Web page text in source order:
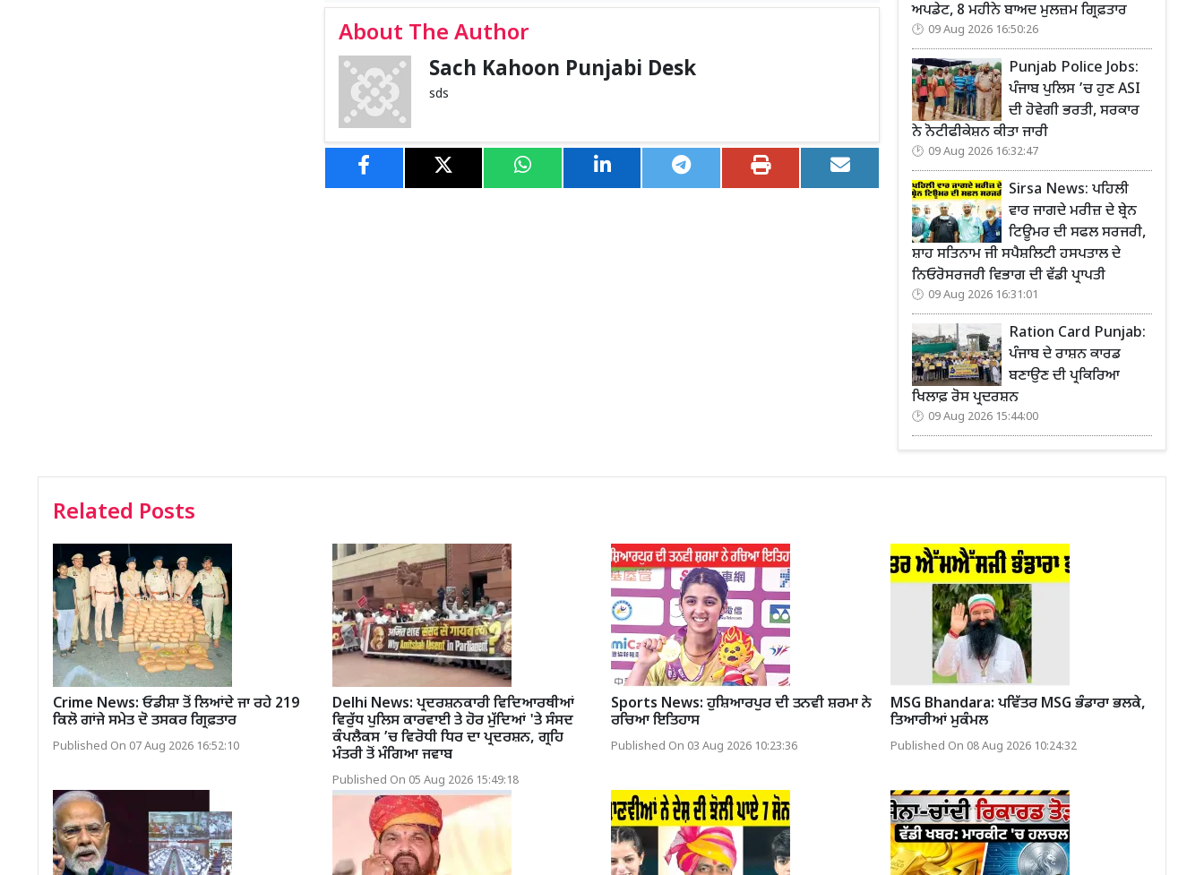
About The Author
Sach Kahoon Punjabi Desk
sds
ਅਪਡੇਟ, 8 ਮਹੀਨੇ ਬਾਅਦ ਮੁਲਜ਼ਮ ਗ੍ਰਿਫ਼ਤਾਰ
09 Aug 2026 16:50:26
Punjab Police Jobs:
ਪੰਜਾਬ ਪੁਲਿਸ ’ਚ ਹੁਣ ASI
ਦੀ ਹੋਵੇਗੀ ਭਰਤੀ, ਸਰਕਾਰ
ਨੇ ਨੋਟੀਫੀਕੇਸ਼ਨ ਕੀਤਾ ਜਾਰੀ
09 Aug 2026 16:32:47
Sirsa News: ਪਹਿਲੀ
ਵਾਰ ਜਾਗਦੇ ਮਰੀਜ਼ ਦੇ ਬ੍ਰੇਨ
ਟਿਊਮਰ ਦੀ ਸਫਲ ਸਰਜਰੀ,
ਸ਼ਾਹ ਸਤਿਨਾਮ ਜੀ ਸਪੈਸ਼ਲਿਟੀ ਹਸਪਤਾਲ ਦੇ
ਨਿਓਰੋਸਰਜਰੀ ਵਿਭਾਗ ਦੀ ਵੱਡੀ ਪ੍ਰਾਪਤੀ
09 Aug 2026 16:31:01
Ration Card Punjab:
ਪੰਜਾਬ ਦੇ ਰਾਸ਼ਨ ਕਾਰਡ
ਬਣਾਉਣ ਦੀ ਪ੍ਰਕਿਰਿਆ
ਖਿਲਾਫ਼ ਰੋਸ ਪ੍ਰਦਰਸ਼ਨ
09 Aug 2026 15:44:00
Related Posts
Crime News: ਓਡੀਸ਼ਾ ਤੋਂ ਲਿਆਂਦੇ ਜਾ ਰਹੇ 219
ਕਿਲੋ ਗਾਂਜੇ ਸਮੇਤ ਦੋ ਤਸਕਰ ਗ੍ਰਿਫ਼ਤਾਰ
Published On 07 Aug 2026 16:52:10
Delhi News: ਪ੍ਰਦਰਸ਼ਨਕਾਰੀ ਵਿਦਿਆਰਥੀਆਂ
ਵਿਰੁੱਧ ਪੁਲਿਸ ਕਾਰਵਾਈ ਤੇ ਹੋਰ ਮੁੱਦਿਆਂ 'ਤੇ ਸੰਸਦ
ਕੰਪਲੈਕਸ ’ਚ ਵਿਰੋਧੀ ਧਿਰ ਦਾ ਪ੍ਰਦਰਸ਼ਨ, ਗ੍ਰਹਿ
ਮੰਤਰੀ ਤੋਂ ਮੰਗਿਆ ਜਵਾਬ
Published On 05 Aug 2026 15:49:18
Sports News: ਹੁਸ਼ਿਆਰਪੁਰ ਦੀ ਤਨਵੀ ਸ਼ਰਮਾ ਨੇ
ਰਚਿਆ ਇਤਿਹਾਸ
Published On 03 Aug 2026 10:23:36
MSG Bhandara: ਪਵਿੱਤਰ MSG ਭੰਡਾਰਾ ਭਲਕੇ,
ਤਿਆਰੀਆਂ ਮੁਕੰਮਲ
Published On 08 Aug 2026 10:24:32